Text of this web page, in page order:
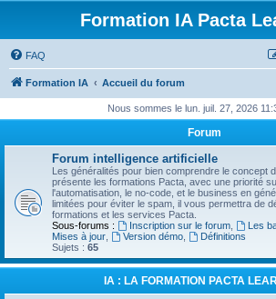
Formation IA Pacta
FAQ
Formation IA Accueil du forum
Nous sommes le lun. juil. 27, 2026
Forum
Forum intelligence artificielle
Les généralités pour bien comprendre le concept
présente les formations Pacta, avec une priorité
l'automatisation, le no-code, et le business en
limitées pour éviter le spam, il vous permettra de
formations et les services Pacta.
Sous-forums :
Inscription sur le forum, Les
Mises à jour
Version démo,
Définitions
Sujets : 65
IA : LA FORMATION PACTA